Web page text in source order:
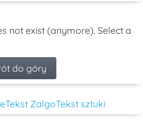
not exist (anymore). Select a
do góry
Tekst ZalgoTekst sztuki